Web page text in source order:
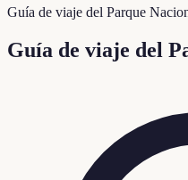
Guía de viaje del Parque
Guía de viaje del